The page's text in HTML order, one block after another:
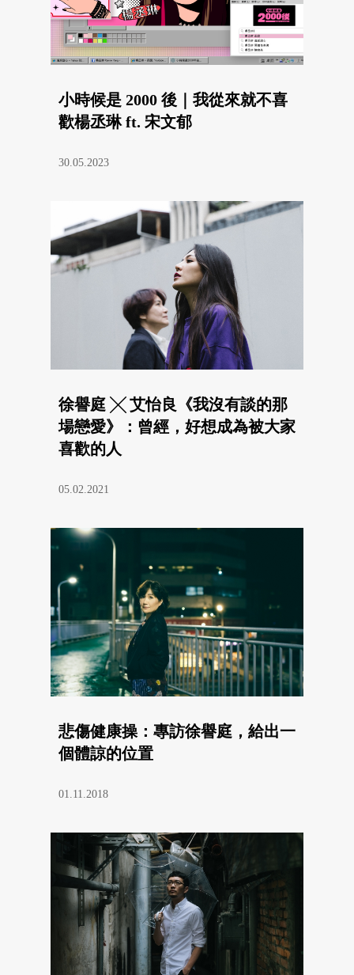
小時候是 2000 後｜我從來就不喜
歡楊丞琳 ft. 宋文郁
30.05.2023
徐譽庭 ╳ 艾怡良《我沒有談的那
場戀愛》：曾經，好想成為被大家
喜歡的人
05.02.2021
悲傷健康操：專訪徐譽庭，給出一
個體諒的位置
01.11.2018